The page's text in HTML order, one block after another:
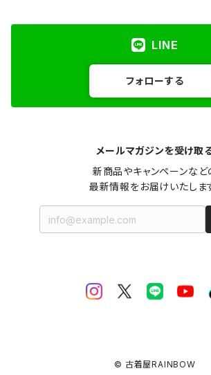
LINE
フォローする
メールマガジンを受け取
新商品やキャンペーンなど
最新情報をお届けいたしま
© 古着屋RAINBOW